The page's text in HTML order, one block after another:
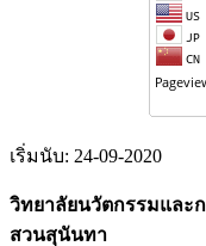
เริ่มนับ: 24-09-2020
วิทยาลัยนวัตกรรมและ
สวนสุนันทา